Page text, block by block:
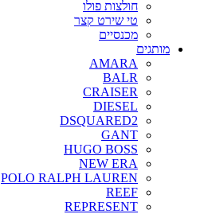
חולצות פולו
טי שירט קצר
מכנסיים
מותגים
AMARA
BALR
CRAISER
DIESEL
DSQUARED2
GANT
HUGO BOSS
NEW ERA
POLO RALPH LAUREN
REEF
REPRESENT